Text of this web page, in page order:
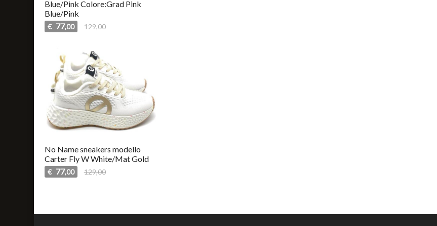
Blue/Pink Colore:Grad Pink
Blue/Pink
€ 77,00 129,00
No Name sneakers modello
Carter Fly W White/Mat Gold
€ 77,00 129,00